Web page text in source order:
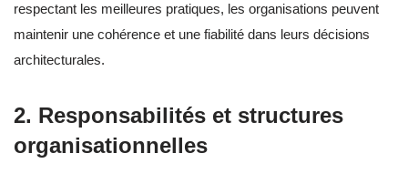
respectant les meilleures pratiques, les organisations peuvent
maintenir une cohérence et une fiabilité dans leurs décisions
architecturales.
2. Responsabilités et structures
organisationnelles